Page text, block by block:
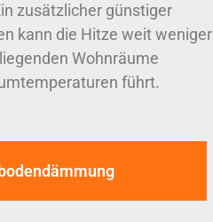
zusätzlicher günstiger
kann die Hitze weit weniger
Wohnräume
führt.